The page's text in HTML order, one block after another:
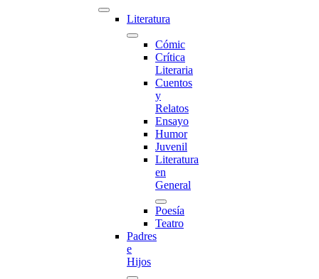
Literatura
Cómic
Crítica
Literaria
Cuentos
y
Relatos
Ensayo
Humor
Juvenil
Literatura
en
General
Poesía
Teatro
Padres
e
Hijos